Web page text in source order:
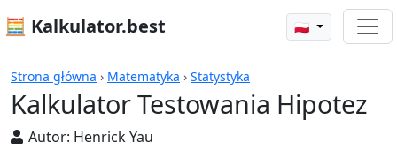
🧮 Kalkulator.best 🇵🇱
Strona główna › Matematyka › Statystyka
Kalkulator Testowania Hipotez
Autor: Henrick Yau
Kalkulatory